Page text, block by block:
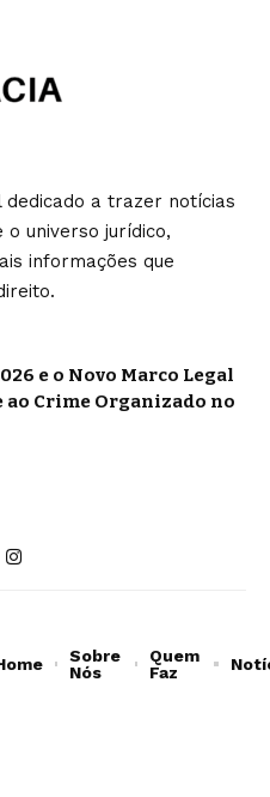
a trazer notícias
universo jurídico,
informações que
e o Novo Marco Legal
ao Crime Organizado no
Sobre
Nós
Quem
Faz